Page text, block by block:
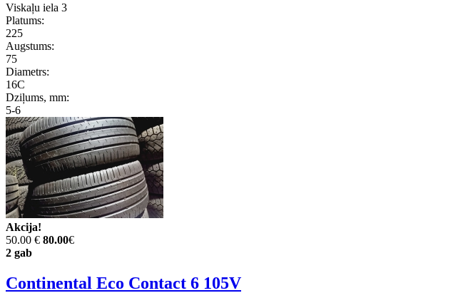
Viskaļu iela 3
Platums:
225
Augstums:
75
Diametrs:
16C
Dziļums, mm:
5-6
Akcija!
50.00 € 80.00€
2 gab
Continental Eco Contact 6 105V